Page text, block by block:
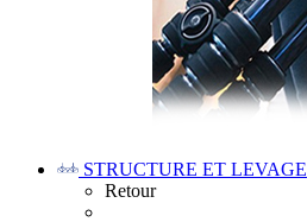
STRUCTURE ET LEVAGE
Retour